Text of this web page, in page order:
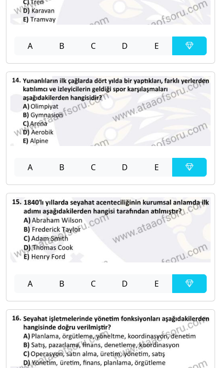
A B C D E
A B C D E
A B C D E